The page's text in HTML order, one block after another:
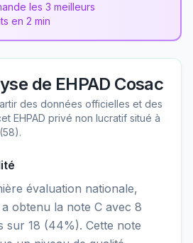
les 3 meilleurs
en 2 min
de EHPAD Cosac
des données officielles et des
EHPAD privé non lucratif situé à
(58).
évaluation nationale,
obtenu la note C avec 8
sur 18 (44%). Cette note